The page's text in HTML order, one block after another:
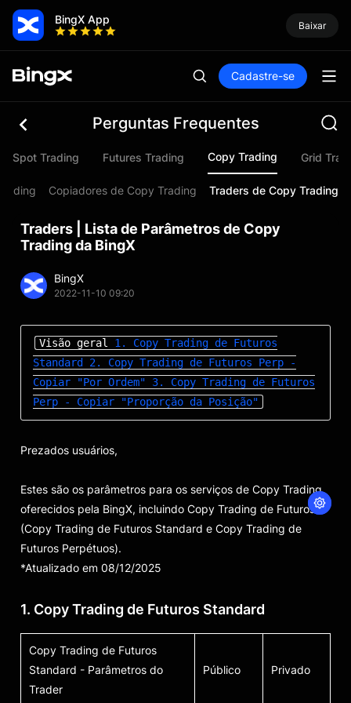
BingX App Baixar
Cadastre-se
Perguntas Frequentes
Spot Trading Futures Trading Copy Trading Grid
Copiadores de Copy Trading Traders de Copy Trading
Traders | Lista de Parâmetros de Copy
Trading da BingX
BingX
2022-11-10 09:20
Visão geral 1. Copy Trading de Futuros
Standard
2. Copy Trading de Futuros Perp -
Copiar "Por Ordem"
3. Copy Trading de Futuros
Perp - Copiar "Proporção da Posição"
Prezados usuários,
Estes são os parâmetros para os serviços de Copy Trading
oferecidos pela BingX, incluindo Copy Trading de Futuros
(Copy Trading de Futuros Standard e Copy Trading de
Futuros Perpétuos).
*Atualizado em 08/12/2025
1. Copy Trading de Futuros Standard
Copy Trading de Futuros
Standard - Parâmetros do
Trader
Público Privado